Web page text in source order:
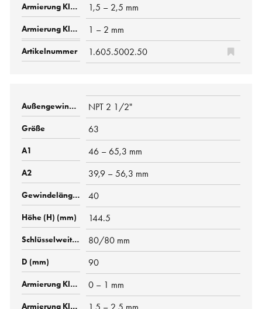
1,5 – 2,5 mm
1 – 2 mm
1.605.5002.50
NPT 2 1/2"
63
46 – 65,3 mm
39,9 – 56,3 mm
40
144.5
80/80 mm
90
0 – 1 mm